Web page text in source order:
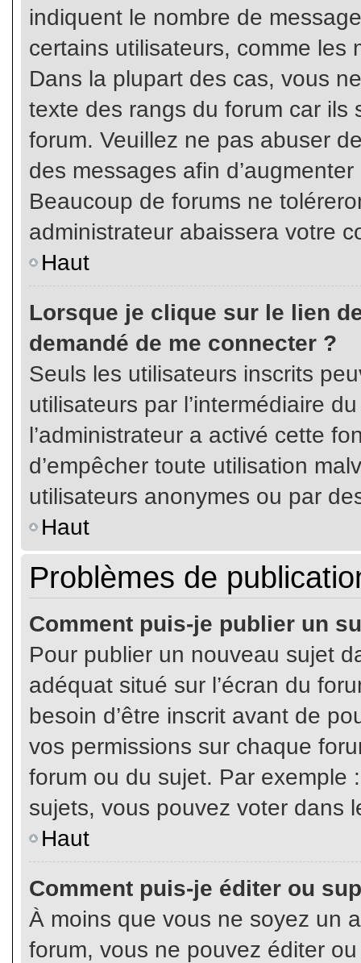
indiquent le nombre de
certains utilisateurs, comme les
Dans la plupart des cas, vous
texte des rangs du forum car ils
forum. Veuillez ne pas abuser
des messages afin
Beaucoup de forums ne
administrateur abaissera votre
Haut
Lorsque je clique sur le lien
demandé de me connecter ?
Seuls les utilisateurs inscrits
utilisateurs par l’intermédiaire
l’administrateur a activé cette
d’empêcher toute utilisation
utilisateurs anonymes ou par
Haut
Problèmes de
Comment puis-je publier un
Pour publier un nouveau sujet
adéquat situé sur l’écran du
besoin d’être inscrit avant de
vos permissions sur chaque
forum ou du sujet. Par exemple
sujets, vous pouvez voter dans
Haut
Comment puis-je éditer ou
À moins que vous ne soyez un
forum, vous ne pouvez éditer